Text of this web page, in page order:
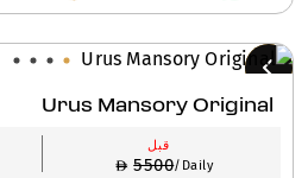
Urus Mansory Original
قبل
5500/Daily